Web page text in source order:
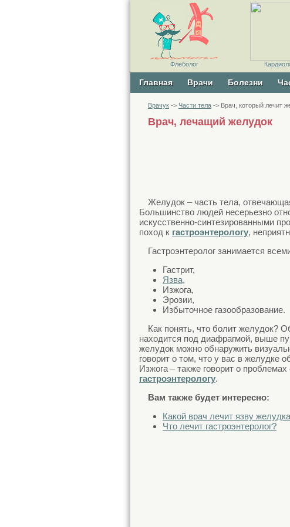
Физиотерапевт
Флеболог
Фтизиатр
Гематолог
Гериатр Хирург
Главная Врачи Болезни
Врачук -> Части тела -> Врач, который лечит
Врач, лечащий желудок
Желудок – часть тела,
Большинство людей несерьезно
искусственно-синтезированными
поход к гастроэнтерологу,
Гастроэнтеролог занимается
Гастрит,
Язва,
Изжога,
Эрозии,
Избыточное газообразование.
Как понять, что болит желудок?
находится под диафрагмой, выше
желудок можно обнаружить
говорит о том, что у вас в желудке
Изжога – также говорит о
гастроэнтерологу.
Вам также будет интересно:
Какой врач лечит язву
Что лечит гастроэнтеролог?